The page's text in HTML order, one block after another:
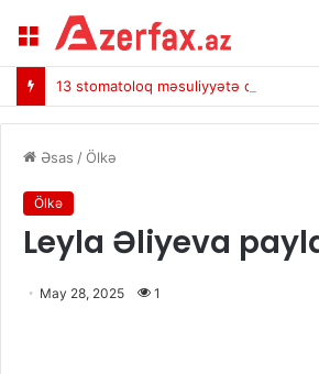
Menu
13 stomatoloq məsuliyyətə cəlb edildi
Əsas /Ölkə
Ölkə
Leyla Əliyeva
May 28, 2025 1